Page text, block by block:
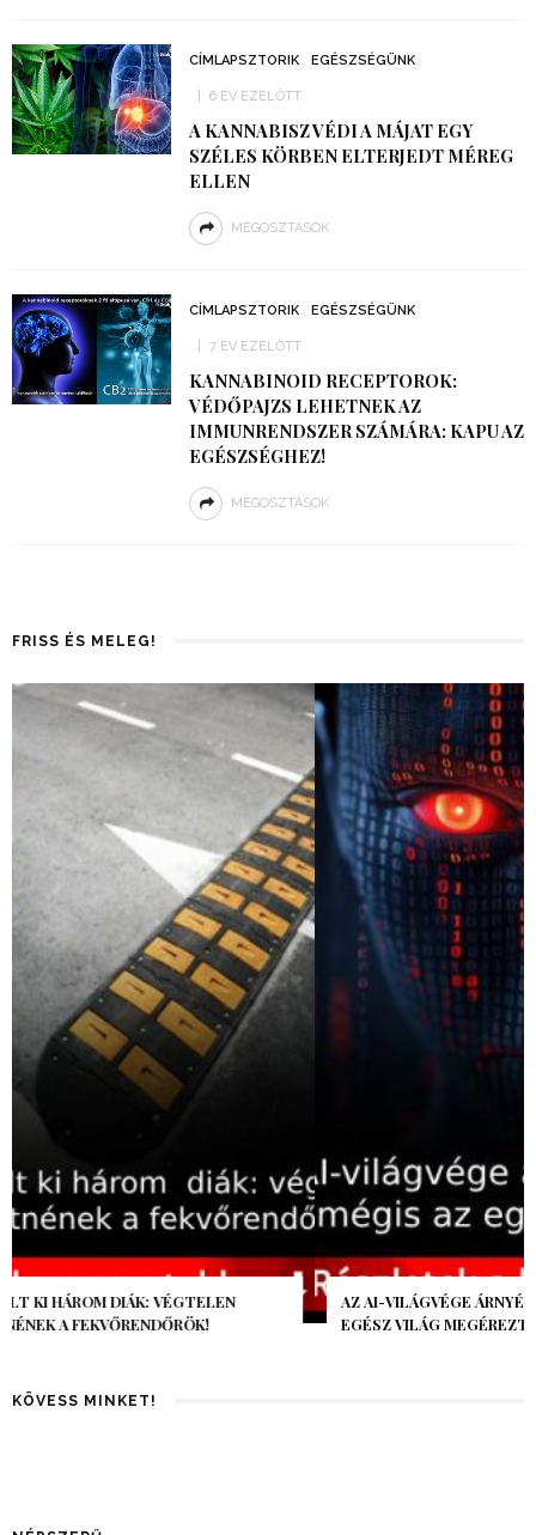
CÍMLAPSZTORIK EGÉSZSÉGÜNK
6 ÉV EZELŐTT
A KANNABISZ VÉDI A MÁJAT EGY
SZÉLES KÖRBEN ELTERJEDT MÉREG
ELLEN
MEGOSZTÁSOK
CÍMLAPSZTORIK EGÉSZSÉGÜNK
7 ÉV EZELŐTT
KANNABINOID RECEPTOROK:
VÉDŐPAJZS LEHETNEK AZ
IMMUNRENDSZER SZÁMÁRA: KAPU AZ
EGÉSZSÉGHEZ!
MEGOSZTÁSOK
FRISS ÉS MELEG!
AZ AI-VILÁGVÉGE ÁRNYÉKA, CSAK PÁR ÓRA VOLT, MÉGIS AZ
EGÉSZ VILÁG MEGÉREZTE…
KÖVESS MINKET!